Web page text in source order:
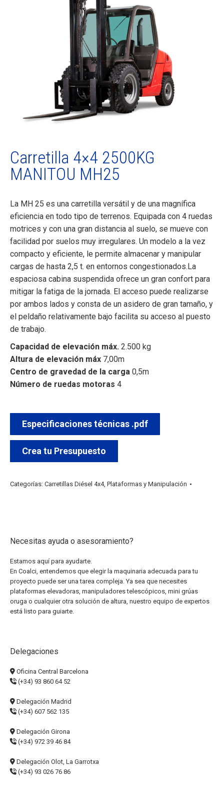
Carretilla 4×4 2500KG
MANITOU MH25
La MH 25 es una carretilla versátil y de una magnífica
eficiencia en todo tipo de terrenos. Equipada con 4 ruedas
motrices y con una gran distancia al suelo, se mueve con
facilidad por suelos muy irregulares. Un modelo a la vez
compacto y eficiente, le permite almacenar y manipular
cargas de hasta 2,5 t. en entornos congestionados.La
espaciosa cabina suspendida ofrece un gran confort para
mitigar la fatiga de la jornada. El acceso puede realizarse
por ambos lados y consta de un asidero de gran tamaño, y
el peldaño relativamente bajo facilita su acceso al puesto
de trabajo.
Capacidad de elevación máx. 2.500 kg
Altura de elevación máx 7,00m
Centro de gravedad de la carga 0,5m
Número de ruedas motoras 4
Especificaciones técnicas .pdf
Crea tu Presupuesto
Categorías: Carretillas Diésel 4x4, Plataformas y Manipulación
Necesitas ayuda o asesoramiento?
Estamos aquí para ayudarte.
En Coalci, entendemos que elegir la maquinaria adecuada para tu
proyecto puede ser una tarea compleja. Ya sea que necesites
plataformas elevadoras, manipuladores telescópicos, mini grúas
oruga o cualquier otra solución de altura, nuestro equipo de expertos
está listo para guiarte.
Delegaciones
Oficina Central Barcelona
(+34) 93 860 64 52
Delegación Madrid
(+34) 607 562 135
Delegación Girona
(+34) 972 39 46 84
Delegación Olot, La Garrotxa
(+34) 93 026 76 86